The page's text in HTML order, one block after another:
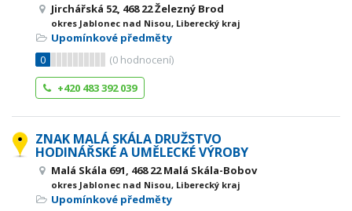
Jirchářská 52, 468 22 Železný Brod
okres Jablonec nad Nisou, Liberecký kraj
Upomínkové předměty
0
(0 hodnocení)
+420 483 392 039
ZNAK MALÁ SKÁLA DRUŽSTVO
HODINÁŘSKÉ A UMĚLECKÉ VÝROBY
Malá Skála 691, 468 22 Malá Skála-Bobov
okres Jablonec nad Nisou, Liberecký kraj
Upomínkové předměty